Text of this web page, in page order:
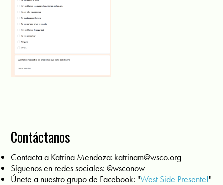
Contáctanos
Contacta a Katrina Mendoza: katrinam@wsco.org
Síguenos en redes sociales: @wsconow
Únete a nuestro grupo de Facebook: "West Side Presente!"